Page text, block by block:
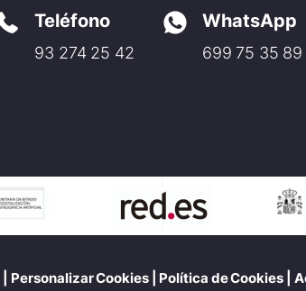
Teléfono
93 274 25 42
WhatsApp
699 75 35 89
Personalizar Cookies Política de Cookies